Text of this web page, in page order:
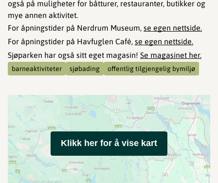
også på muligheter for båtturer, restauranter, butikker og
mye annen aktivitet.
For åpningstider på Nerdrum Museum, se egen nettside.
For åpningstider på Havfuglen Café, se egen nettside.
Sjøparken har også sitt eget magasin! Se magasinet her.
barneaktiviteter sjøbading offentlig tilgjengelig bymiljø
Klikk her for å vise kart